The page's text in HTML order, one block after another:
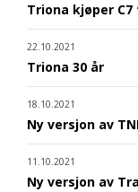
Triona kjøper
22.10.2021
Triona 30 år
18.10.2021
Ny versjon av
11.10.2021
Ny versjon av